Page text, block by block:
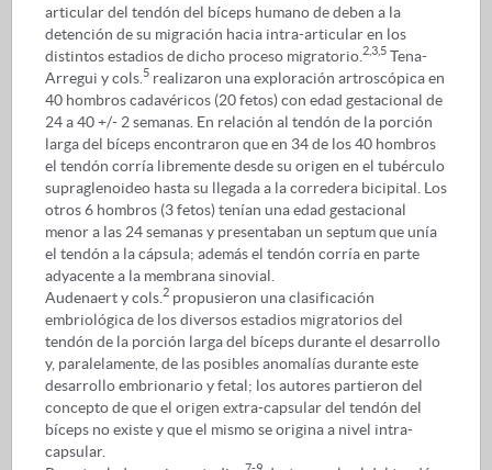
articular del tendón del bíceps humano de deben a la
detención de su migración hacia intra-articular en los
distintos estadios de dicho proceso migratorio. 2,3,5 Tena-
Arregui y cols. 5 realizaron una exploración artroscópica en
40 hombros cadavéricos (20 fetos) con edad gestacional de
24 a 40 +/- 2 semanas. En relación al tendón de la porción
larga del bíceps encontraron que en 34 de los 40 hombros
el tendón corría libremente desde su origen en el tubérculo
supraglenoideo hasta su llegada a la corredera bicipital. Los
otros 6 hombros (3 fetos) tenían una edad gestacional
menor a las 24 semanas y presentaban un septum que unía
el tendón a la cápsula; además el tendón corría en parte
adyacente a la membrana sinovial.
Audenaert y cols. 2 propusieron una clasificación
embriológica de los diversos estadios migratorios del
tendón de la porción larga del bíceps durante el desarrollo
y, paralelamente, de las posibles anomalías durante este
desarrollo embrionario y fetal; los autores partieron del
concepto de que el origen extra-capsular del tendón del
bíceps no existe y que el mismo se origina a nivel intra-
capsular.